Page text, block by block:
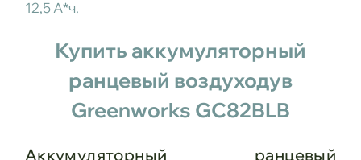
12,5 А*ч.
Купить аккумуляторный
ранцевый воздуходув
Greenworks GC82BLB
Аккумуляторный ранцевый